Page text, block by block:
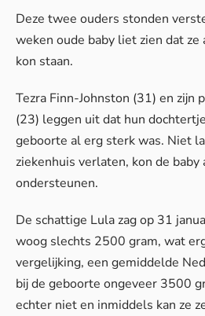
Deze twee ouders stonden
weken oude baby liet zien dat
kon staan.
Tezra Finn-Johnston (31) en zijn
(23) leggen uit dat hun
geboorte al erg sterk was. Niet
ziekenhuis verlaten, kon de baby
ondersteunen.
De schattige Lula zag op 31
woog slechts 2500 gram, wat
vergelijking, een gemiddelde
bij de geboorte ongeveer 3500
echter niet en inmiddels kan ze